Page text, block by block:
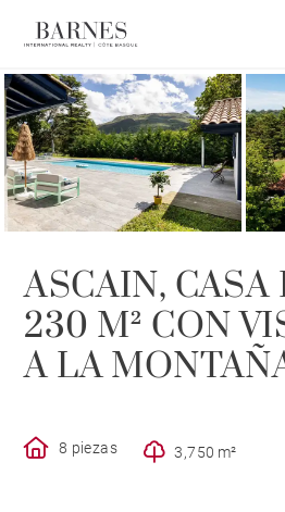
ASCAIN, CASA
230 M² CON
A LA
8 piezas 3,750 m²